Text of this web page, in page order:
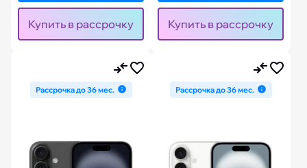
Купить в рассрочку Купить в рассрочку
Рассрочка до 36 мес. Рассрочка до 36 мес.